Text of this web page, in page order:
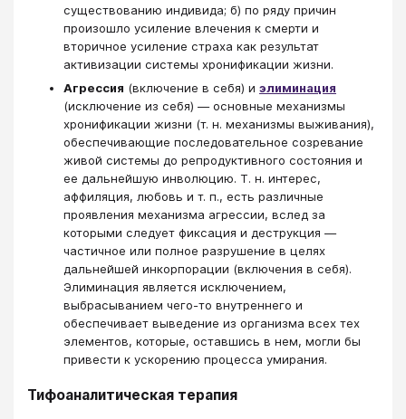
существованию индивида; б) по ряду причин
произошло усиление влечения к смерти и
вторичное усиление страха как результат
активизации системы хронификации жизни.
Агрессия (включение в себя) и элиминация
(исключение из себя) — основные механизмы
хронификации жизни (т. н. механизмы выживания),
обеспечивающие последовательное созревание
живой системы до репродуктивного состояния и
ее дальнейшую инволюцию. Т. н. интерес,
аффиляция, любовь и т. п., есть различные
проявления механизма агрессии, вслед за
которыми следует фиксация и деструкция —
частичное или полное разрушение в целях
дальнейшей инкорпорации (включения в себя).
Элиминация является исключением,
выбрасыванием чего-то внутреннего и
обеспечивает выведение из организма всех тех
элементов, которые, оставшись в нем, могли бы
привести к ускорению процесса умирания.
Тифоаналитическая терапия